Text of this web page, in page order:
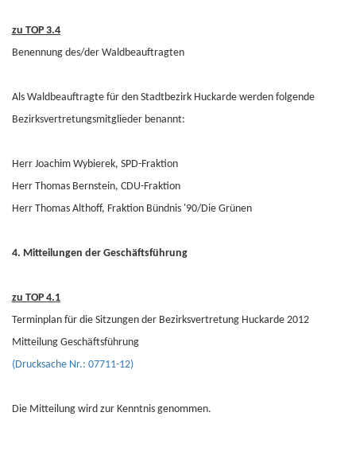
zu TOP 3.4
Benennung des/der Waldbeauftragten
Als Waldbeauftragte für den Stadtbezirk Huckarde werden folgende
Bezirksvertretungsmitglieder benannt:
Herr Joachim Wybierek, SPD-Fraktion
Herr Thomas Bernstein, CDU-Fraktion
Herr Thomas Althoff, Fraktion Bündnis '90/Die Grünen
4. Mitteilungen der Geschäftsführung
zu TOP 4.1
Terminplan für die Sitzungen der Bezirksvertretung Huckarde 2012
Mitteilung Geschäftsführung
(Drucksache Nr.: 07711-12)
Die Mitteilung wird zur Kenntnis genommen.